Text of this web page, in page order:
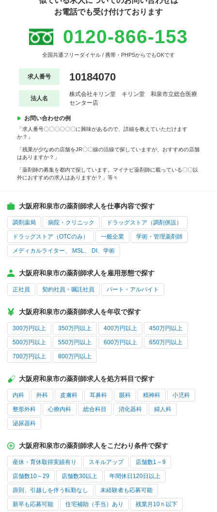
お電話でも受け付けております
0120-866-153
全国共通フリーダイヤル / 携帯・PHPSからでもOKです
求人番号 10184070
法人名
株式会社キリン堂 キリン堂 和泉市立総合医療
センター店
お問い合わせの例
「求人番号〇〇〇〇〇〇に興味があるので、詳細を教えていただけます
か？」
「残業が少なめの店舗をJR〇〇線の沿線で探していますが、おすすめの店舗
はありますか？」
「薬剤師の募集を都内で探しています。マイナビ薬剤師に載っている〇〇以
外におすすめの求人はありますか？」等々
大阪府和泉市の薬剤師求人を仕事内容で探す
調剤薬局 病院・クリニック ドラッグストア（調剤併設）
ドラッグストア（OTCのみ） 一般企業 学術・管理薬剤師
メディカルライター、 MSL、 DI、学術
大阪府和泉市の薬剤師求人を雇用形態で探す
正社員 契約社員・嘱託社員 パート・アルバイト
大阪府和泉市の薬剤師求人を年収で探す
300万円以上 350万円以上 400万円以上 450万円以上
500万円以上 550万円以上 600万円以上 650万円以上
700万円以上 800万円以上
大阪府和泉市の薬剤師求人を処方科目で探す
内科 外科 皮膚科 耳鼻科 眼科 精神科 小児科
整形外科 心療内科 総合科目 消化器科 婦人科
泌尿器科
大阪府和泉市の薬剤師求人をこだわり条件で探す
産休・育休取得実績有り スキルアップ 店舗数1～9
店舗数10～29 店舗数30以上 年間休日120日以上
原則、引越しを伴う転勤なし 未経験者も応募可能
新卒も応募可能 住宅補助（手当）あり 残業月10ｈ以下